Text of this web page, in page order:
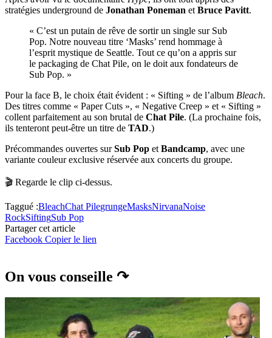
stratégies underground de Jonathan Poneman et Bruce Pavitt.
« C’est un putain de rêve de sortir un single sur Sub
Pop. Notre nouveau titre ‘Masks’ rend hommage à
l’esprit mystique de Seattle. Tout ce qu’on a appris sur
le packaging de Chat Pile, on le doit aux fondateurs de
Sub Pop. »
Pour la face B, le choix était évident : « Sifting » de l’album Bleach.
Des titres comme « Paper Cuts », « Negative Creep » et « Sifting »
collent parfaitement au son brutal de Chat Pile. (La prochaine fois,
ils tenteront peut-être un titre de TAD.)
Précommandes ouvertes surSub Pop et Bandcamp, avec une
variante couleur exclusive réservée aux concerts du groupe.
🎬 Regarde le clip ci-dessus.
Taggué :BleachChat PilegrungeMasksNirvanaNoise
RockSiftingSub Pop
Partager cet article
Facebook Copier le lien
On vous conseille ↷